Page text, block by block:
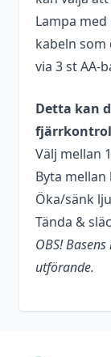
Lampa
kabeln som
via 3 st AA-
Detta kan
Välj mellan
Byta
Öka/sänk
Tända &
OBS!
utförande.